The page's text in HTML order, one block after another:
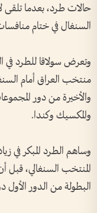
حالات طرد، بعدما تلقى
السنغال في ختام
وتعرض سولاقا للطرد في
منتخب العراق أمام
والمكسيك وكندا.
وساهم الطرد المبكر في
المنتخب السنغالي، قبل
البطولة من الدور